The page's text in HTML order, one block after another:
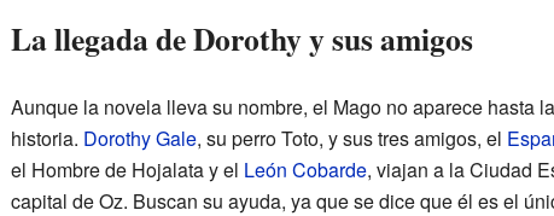
La llegada de Dorothy y sus amigos
Aunque la novela lleva su nombre, el Mago no aparece hasta
historia. Dorothy Gale, su perro Toto, y sus tres amigos, el
el Hombre de Hojalata y el León Cobarde, viajan a la Ciudad
capital de Oz. Buscan su ayuda, ya que se dice que él es el